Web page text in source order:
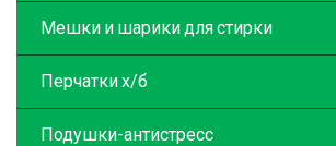
Мешки и шарики для стирки
Перчатки х/б
Подушки-антистресс